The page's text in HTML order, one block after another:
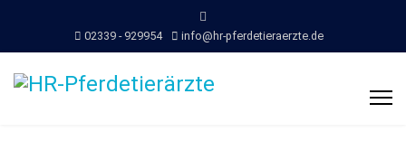
02339 - 929954 info@hr-pferdetieraerzte.de